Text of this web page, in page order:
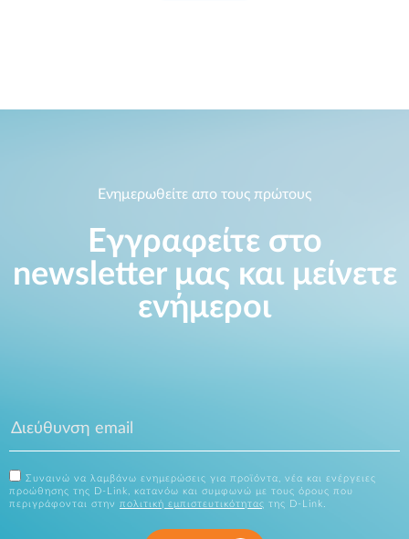
Ενημερωθείτε απο τους πρώτους
Εγγραφείτε στο
newsletter μας και μείνετε
ενήμεροι
Συναινώ να λαμβάνω ενημερώσεις για προϊόντα, νέα και ενέργειες
προώθησης της D-Link, κατανόω και συμφωνώ με τους όρους που
περιγράφονται στην πολιτική εμπιστευτικότητας της D-Link.